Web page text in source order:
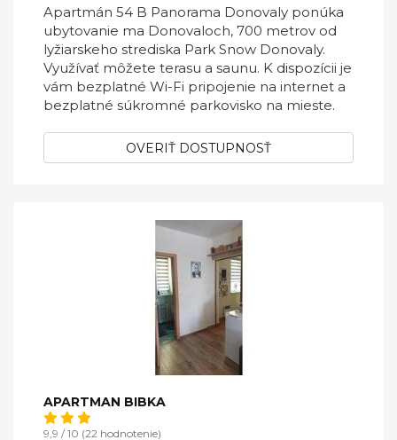
Apartmán 54 B Panorama Donovaly ponúka
ubytovanie ma Donovaloch, 700 metrov od
lyžiarskeho strediska Park Snow Donovaly.
Využívať môžete terasu a saunu. K dispozícii je
vám bezplatné Wi-Fi pripojenie na internet a
bezplatné súkromné parkovisko na mieste.
OVERIŤ DOSTUPNOSŤ
APARTMAN BIBKA
9,9 / 10 (22 hodnotenie)